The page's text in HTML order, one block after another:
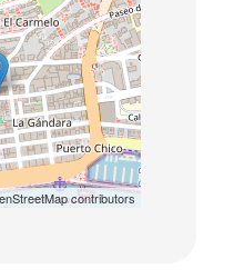
contributors